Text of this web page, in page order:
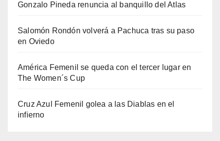
Gonzalo Pineda renuncia al banquillo del Atlas
Salomón Rondón volverá a Pachuca tras su paso
en Oviedo
América Femenil se queda con el tercer lugar en
The Women´s Cup
Cruz Azul Femenil golea a las Diablas en el
infierno